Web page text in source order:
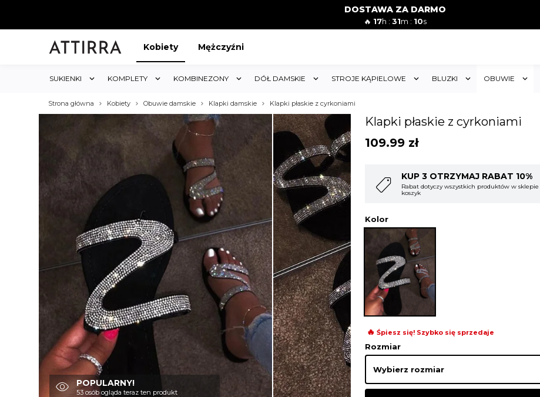
DOSTAWA ZA DARMO
🔥 17h : 31m : 08s
Kobiety Mężczyźni
SUKIENKI KOMPLETY KOMBINEZONY DÓŁ DAMSKIE STROJE KĄPIELOWE BLUZKI OBUWIE
Strona główna Kobiety Obuwie damskie Klapki damskie Klapki płaskie z cyrkoniami
POPULARNY!
53 osób ogląda teraz ten produkt
Klapki płaskie z cyrkoniami
109.99 zł
w sklepie i obejmuje cały
KUP 3 OTRZYMAJ RABAT 10%
Rabat dotyczy wszystkich produktów w sklepie i obejmuje cały
KUP 4 OTRZYMAJ RABAT 15%
Rabat dotyczy wszystkich produktów w
koszyk
Kolor
🔥 Śpiesz się! Szybko się sprzedaje
Rozmiar